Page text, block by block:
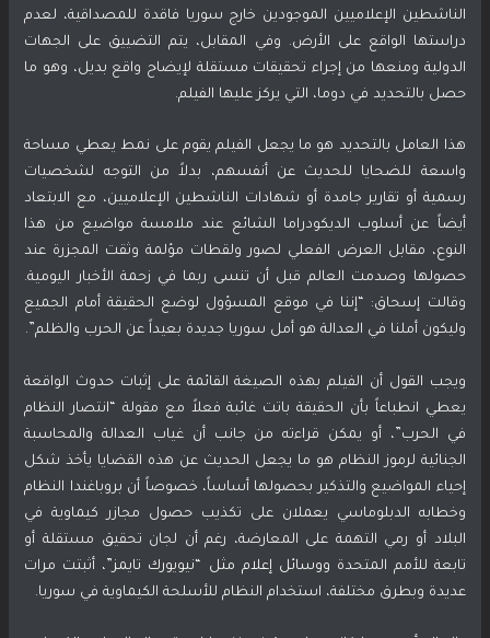
الناشطين الإعلاميين الموجودين خارج سوريا فاقدة للمصداقية، لعدم
دراستها الواقع على الأرض. وفي المقابل، يتم التضييق على الجهات
الدولية ومنعها من إجراء تحقيقات مستقلة لإيضاح واقع بديل، وهو ما
حصل بالتحديد في دوما، التي يركز عليها الفيلم.
هذا العامل بالتحديد هو ما يجعل الفيلم يقوم على نمط يعطي مساحة
واسعة للضحايا للحديث عن أنفسهم، بدلاً من التوجه لشخصيات
رسمية أو تقارير جامدة أو شهادات الناشطين الإعلاميين، مع الابتعاد
أيضاً عن أسلوب الديكودراما الشائع عند ملامسة مواضيع من هذا
النوع، مقابل العرض الفعلي لصور ولقطات مؤلمة وثقت المجزرة عند
حصولها وصدمت العالم قبل أن تنسى ربما في زحمة الأخبار اليومية.
وقالت إسحاق: “إننا في موقع المسؤول لوضع الحقيقة أمام الجميع
وليكون أملنا في العدالة هو أمل سوريا جديدة بعيداً عن الحرب والظلم”.
ويجب القول أن الفيلم بهذه الصيغة القائمة على إثبات حدوث الواقعة
يعطي انطباعاً بأن الحقيقة باتت غائبة فعلاً مع مقولة “انتصار النظام
في الحرب”، أو يمكن قراءته من جانب أن غياب العدالة والمحاسبة
الجنائية لرموز النظام هو ما يجعل الحديث عن هذه القضايا يأخذ شكل
إحياء المواضيع والتذكير بحصولها أساساً، خصوصاً أن بروباغندا النظام
وخطابه الدبلوماسي يعملان على تكذيب حصول مجازر كيماوية في
البلاد أو رمي التهمة على المعارضة، رغم أن لجان تحقيق مستقلة أو
تابعة للأمم المتحدة ووسائل إعلام مثل “نيويورك تايمز”، أثبتت مرات
عديدة وبطرق مختلفة، استخدام النظام للأسلحة الكيماوية في سوريا.